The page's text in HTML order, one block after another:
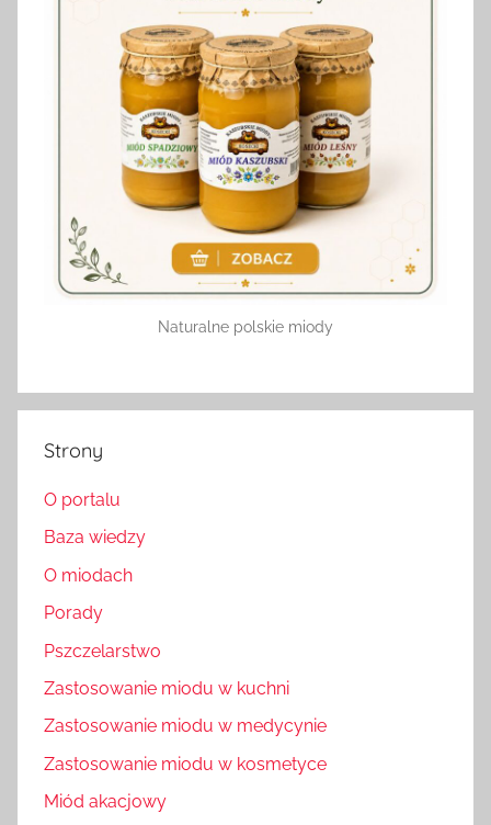
Naturalne polskie miody
Strony
O portalu
Baza wiedzy
O miodach
Porady
Pszczelarstwo
Zastosowanie miodu w kuchni
Zastosowanie miodu w medycynie
Zastosowanie miodu w kosmetyce
Miód akacjowy